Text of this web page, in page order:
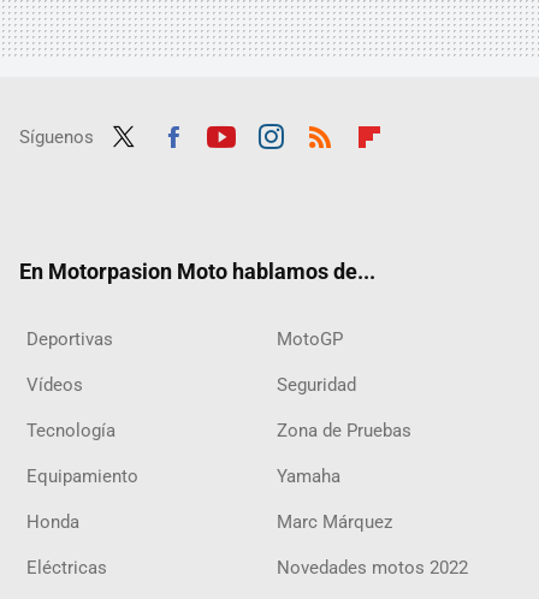
Síguenos
En Motorpasion Moto hablamos de...
Deportivas MotoGP
Vídeos Seguridad
Tecnología Zona de Pruebas
Equipamiento Yamaha
Honda Marc Márquez
Eléctricas Novedades motos 2022